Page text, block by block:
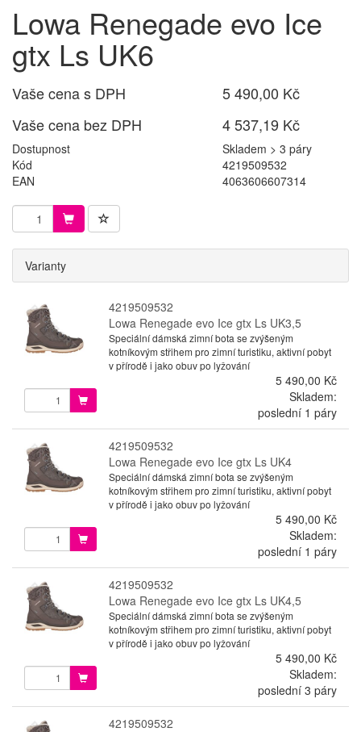
Lowa Renegade evo Ice
gtx Ls UK6
Vaše cena s DPH
5 490,00 Kč
Vaše cena bez DPH
4 537,19 Kč
Dostupnost
Skladem > 3 páry
Kód
4219509532
EAN
4063606607314
Varianty
4219509532
Lowa Renegade evo Ice gtx Ls UK3,5
Speciální dámská zimní bota se zvýšeným
kotníkovým střihem pro zimní turistiku, aktivní pobyt
v přírodě i jako obuv po lyžování
5 490,00 Kč
Skladem:
poslední 1 páry
4219509532
Lowa Renegade evo Ice gtx Ls UK4
Speciální dámská zimní bota se zvýšeným
kotníkovým střihem pro zimní turistiku, aktivní pobyt
v přírodě i jako obuv po lyžování
5 490,00 Kč
Skladem:
poslední 1 páry
4219509532
Lowa Renegade evo Ice gtx Ls UK4,5
Speciální dámská zimní bota se zvýšeným
kotníkovým střihem pro zimní turistiku, aktivní pobyt
v přírodě i jako obuv po lyžování
5 490,00 Kč
Skladem:
poslední 3 páry
4219509532